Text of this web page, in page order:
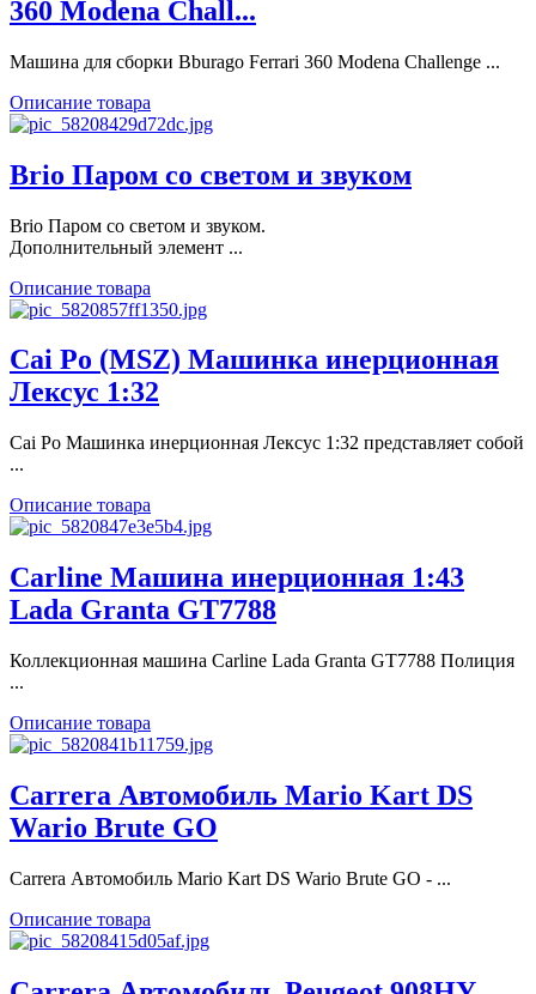
360 Modena Chall...
Машина для сборки Bburago Ferrari 360 Modena Challenge ...
Описание товара
Brio Паром со светом и звуком
Brio Паром со светом и звуком.
Дополнительный элемент ...
Описание товара
Cai Po (MSZ) Машинка инерционная
Лексус 1:32
Cai Po Машинка инерционная Лексус 1:32 представляет собой
...
Описание товара
Carline Машина инерционная 1:43
Lada Granta GT7788
Коллекционная машина Carline Lada Granta GT7788 Полиция
...
Описание товара
Carrera Автомобиль Mario Kart DS
Wario Brute GO
Carrera Автомобиль Mario Kart DS Wario Brute GO - ...
Описание товара